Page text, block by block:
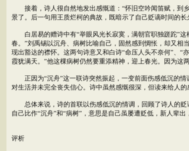
接着，诗人很自然地发出感慨道：“怀旧空吟闻笛赋，到乡
景了。后一句用王质烂柯的典故，既暗示了自己贬谪时间的
白居易的赠诗中有“举眼风光长寂寞，满朝官职独蹉跎”这
春。”刘禹锡以沉舟、病树比喻自己，固然感到惆怅，却又
现出豁达的襟怀。这两句诗意又和白诗“命压人头不奈何”、
霞犹满天。”他这棵病树仍然要重添精神，迎上春光。因为
正因为“沉舟”这一联诗突然振起，一变前面伤感低沉的情
对生活并未完全丧失信心。诗中虽然感慨很深，但读来给人的
总体来说，诗的首联以伤感低沉的情调，回顾了诗人的贬
自己比作“沉舟”和“病树”，意思是自己虽屡遭贬低，新人辈
评析